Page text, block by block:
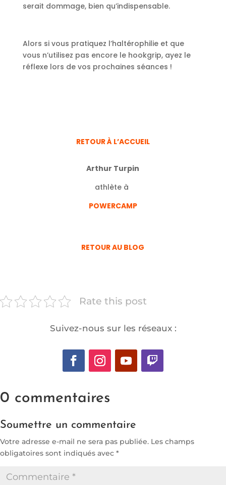
serait dommage, bien qu’indispensable.
Alors si vous pratiquez l’haltérophilie et que
vous n’utilisez pas encore le hookgrip, ayez le
réflexe lors de vos prochaines séances !
RETOUR À L’ACCUEIL
Arthur Turpin
athlète à
POWERCAMP
RETOUR AU BLOG
Rate this post
Suivez-nous sur les réseaux :
0 commentaires
Soumettre un commentaire
Votre adresse e-mail ne sera pas publiée. Les champs
obligatoires sont indiqués avec *